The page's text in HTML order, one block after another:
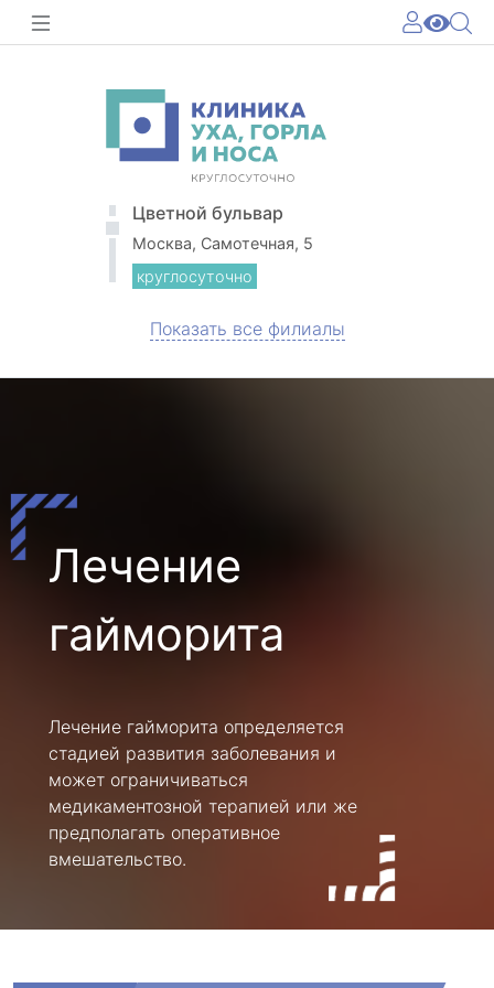
Цветной бульвар
Москва, Самотечная, 5
круглосуточно
Показать все филиалы
Лечение
гайморита
Лечение гайморита определяется
стадией развития заболевания и
может ограничиваться
медикаментозной терапией или же
предполагать оперативное
вмешательство.